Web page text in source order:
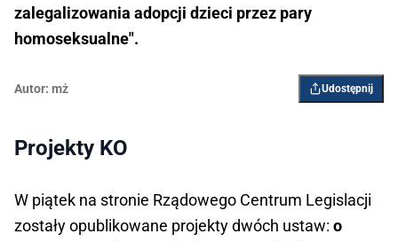
zalegalizowania adopcji dzieci przez pary
homoseksualne".
Autor: mż Udostępnij
Projekty KO
W piątek na stronie Rządowego Centrum Legislacji
zostały opublikowane projekty dwóch ustaw: o